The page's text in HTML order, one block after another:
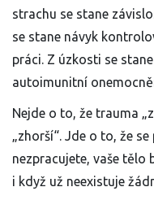
strachu se stane
se stane návyk
práci. Z úzkosti se
autoimunitní
Nejde o to, že trauma
„zhorší“. Jde o to, že
nezpracujete, vaše tělo
i když už neexistuje